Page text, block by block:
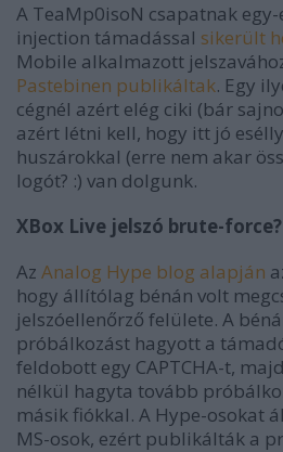
A TeaMp0isoN csapatnak
injection támadással sikerült
Mobile alkalmazott
Pastebinen publikáltak. Egy
cégnél azért elég ciki (bár
azért létni kell, hogy itt jó
huszárokkal (erre nem akar
logót? :) van dolgunk.
XBox Live jelszó brute-force?
Az Analog Hype blog alapján
hogy állítólag bénán volt
jelszóellenőrző felülete. A
próbálkozást hagyott a
feldobott egy CAPTCHA-t,
nélkül hagyta tovább
másik fiókkal. A Hype-osokat
MS-osok, ezért publikálták a